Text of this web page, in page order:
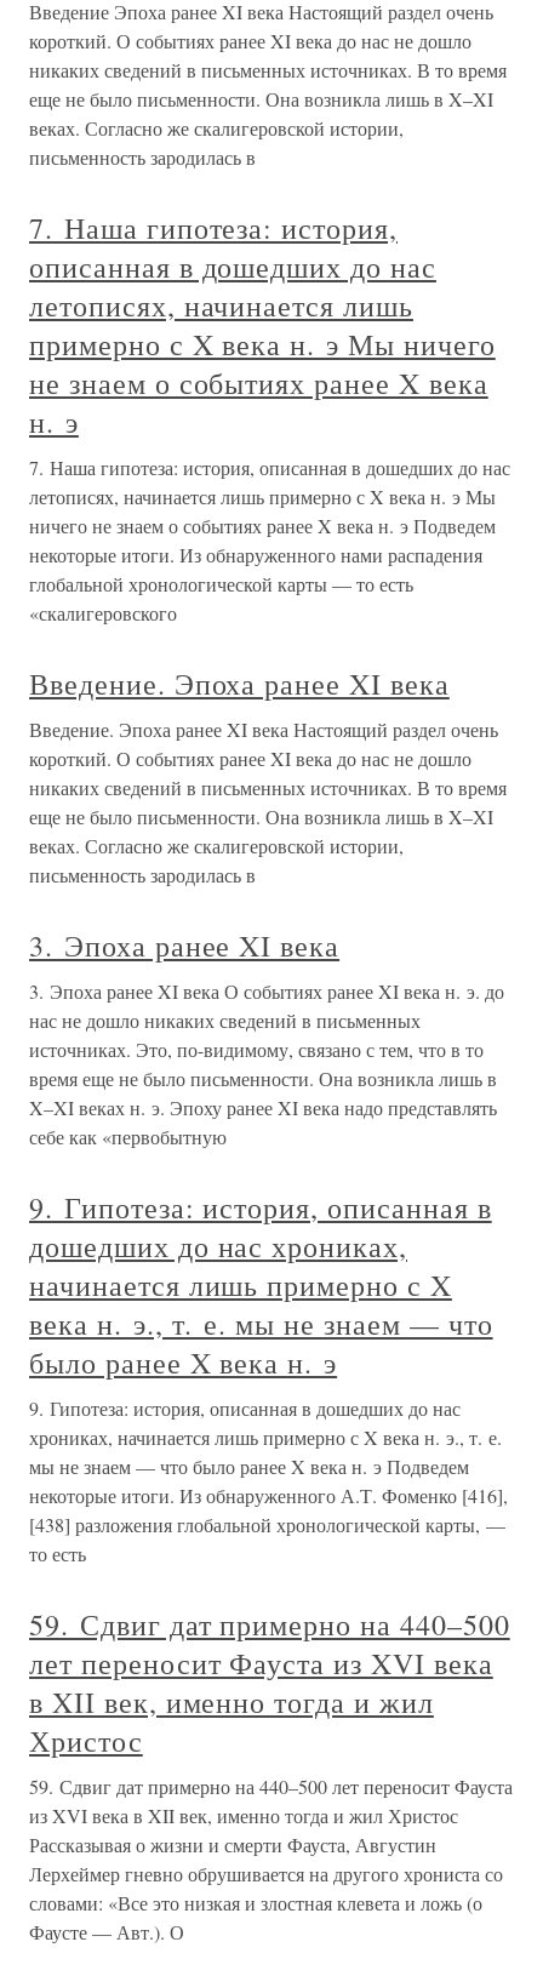
Введение Эпоха ранее XI века Настоящий раздел очень
короткий. О событиях ранее XI века до нас не дошло
никаких сведений в письменных источниках. В то время
еще не было письменности. Она возникла лишь в X–XI
веках. Согласно же скалигеровской истории,
письменность зародилась в
7. Наша гипотеза: история,
описанная в дошедших до нас
летописях, начинается лишь
примерно с X века н. э Мы ничего
не знаем о событиях ранее X века
н. э
7. Наша гипотеза: история, описанная в дошедших до нас
летописях, начинается лишь примерно с X века н. э Мы
ничего не знаем о событиях ранее X века н. э Подведем
некоторые итоги. Из обнаруженного нами распадения
глобальной хронологической карты — то есть
«скалигеровского
Введение. Эпоха ранее XI века
Введение. Эпоха ранее XI века Настоящий раздел очень
короткий. О событиях ранее XI века до нас не дошло
никаких сведений в письменных источниках. В то время
еще не было письменности. Она возникла лишь в X–XI
веках. Согласно же скалигеровской истории,
письменность зародилась в
3. Эпоха ранее XI века
3. Эпоха ранее XI века О событиях ранее XI века н. э. до
нас не дошло никаких сведений в письменных
источниках. Это, по-видимому, связано с тем, что в то
время еще не было письменности. Она возникла лишь в
X–XI веках н. э. Эпоху ранее XI века надо представлять
себе как «первобытную
9. Гипотеза: история, описанная в
дошедших до нас хрониках,
начинается лишь примерно с X
века н. э., т. е. мы не знаем — что
было ранее X века н. э
9. Гипотеза: история, описанная в дошедших до нас
хрониках, начинается лишь примерно с X века н. э., т. е.
мы не знаем — что было ранее X века н. э Подведем
некоторые итоги. Из обнаруженного А.Т. Фоменко [416],
[438] разложения глобальной хронологической карты, —
то есть
59. Сдвиг дат примерно на 440–500
лет переносит Фауста из XVI века
в XII век, именно тогда и жил
Христос
59. Сдвиг дат примерно на 440–500 лет переносит Фауста
из XVI века в XII век, именно тогда и жил Христос
Рассказывая о жизни и смерти Фауста, Августин
Лерхеймер гневно обрушивается на другого хрониста со
словами: «Все это низкая и злостная клевета и ложь (о
Фаусте — Авт.). О